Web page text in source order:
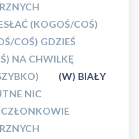
(KOGOŚ/COŚ)
COŚ) GDZIEŚ
NA CHWILKĘ
(W) BIAŁY
NIC
CZŁONKOWIE